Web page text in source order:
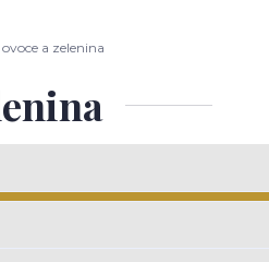
ovoce a zelenina